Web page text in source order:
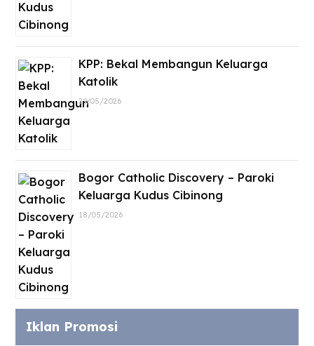
KPP: Bekal Membangun Keluarga
Katolik
29/05/2026
Bogor Catholic Discovery – Paroki
Keluarga Kudus Cibinong
18/05/2026
Iklan Promosi